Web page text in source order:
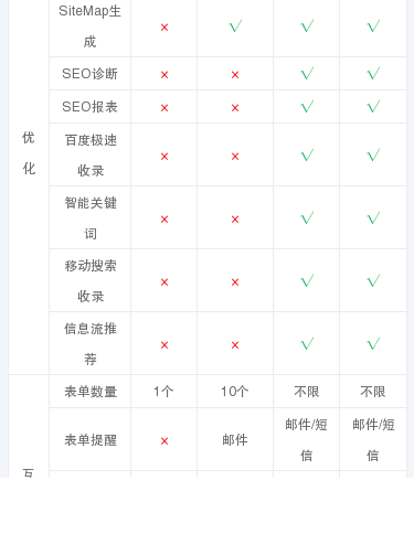
优
化
SiteMap生
成
× √ √ √
SEO诊断 × × √ √
SEO报表 × × √ √
百度极速
收录
× × √ √
智能关键
词
× × √ √
移动搜索
收录
× × √ √
信息流推
荐
× × √ √
互
表单数量 1个 10个 不限 不限
表单提醒 × 邮件
邮件/短
信
邮件/短
信